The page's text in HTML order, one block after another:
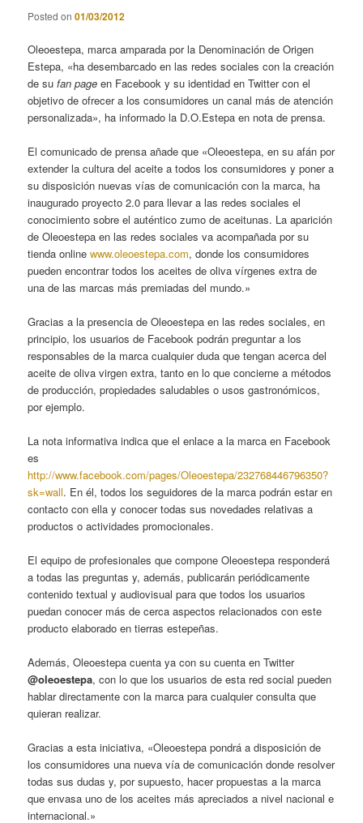
Posted on01/03/2012
Oleoestepa, marca amparada por la Denominación de Origen
Estepa, «ha desembarcado en las redes sociales con la creación
de sufan pageen Facebook y su identidad en Twitter con el
objetivo de ofrecer a los consumidores un canal más de atención
personalizada», ha informado la D.O.Estepa en nota de prensa.
El comunicado de prensa añade que «Oleoestepa, en su afán por
extender la cultura del aceite a todos los consumidores y poner a
su disposición nuevas vías de comunicación con la marca, ha
inaugurado proyecto 2.0 para llevar a las redes sociales el
conocimiento sobre el auténtico zumo de aceitunas. La aparición
de Oleoestepa en las redes sociales va acompañada por su
tienda onlinewww.oleoestepa.com, donde los consumidores
pueden encontrar todos los aceites de oliva vírgenes extra de
una de las marcas más premiadas del mundo.»
Gracias a la presencia de Oleoestepa en las redes sociales, en
principio, los usuarios de Facebook podrán preguntar a los
responsables de la marca cualquier duda que tengan acerca del
aceite de oliva virgen extra, tanto en lo que concierne a métodos
de producción, propiedades saludables o usos gastronómicos,
por ejemplo.
La nota informativa indica que el enlace a la marca en Facebook
es
http://www.facebook.com/pages/Oleoestepa/232768446796350?
sk=wall. En él, todos los seguidores de la marca podrán estar en
contacto con ella y conocer todas sus novedades relativas a
productos o actividades promocionales.
El equipo de profesionales que compone Oleoestepa responderá
a todas las preguntas y, además, publicarán periódicamente
contenido textual y audiovisual para que todos los usuarios
puedan conocer más de cerca aspectos relacionados con este
producto elaborado en tierras estepeñas.
Además, Oleoestepa cuenta ya con su cuenta en Twitter
@oleoestepa, con lo que los usuarios de esta red social pueden
hablar directamente con la marca para cualquier consulta que
quieran realizar.
Gracias a esta iniciativa, «Oleoestepa pondrá a disposición de
los consumidores una nueva vía de comunicación donde resolver
todas sus dudas y, por supuesto, hacer propuestas a la marca
que envasa uno de los aceites más apreciados a nivel nacional e
internacional.»